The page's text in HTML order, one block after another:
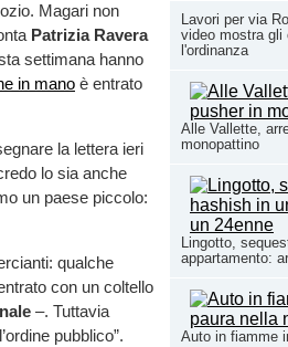
Lavori per via
video mostra gli
l'ordinanza
Alle Vallette,
monopattino
Lingotto,
appartamento:
Auto in fiamme
Magari non
Patrizia Ravera
settimana hanno
in mano è entrato
la lettera ieri
lo sia anche
un paese piccolo:
qualche
con un coltello
–. Tuttavia
pubblico”.